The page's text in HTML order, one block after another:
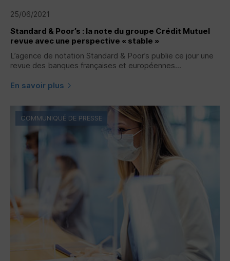
25/06/2021
Standard & Poor’s : la note du groupe Crédit Mutuel
revue avec une perspective « stable »
L’agence de notation Standard & Poor’s publie ce jour une
revue des banques françaises et européennes...
En savoir plus
COMMUNIQUÉ DE PRESSE